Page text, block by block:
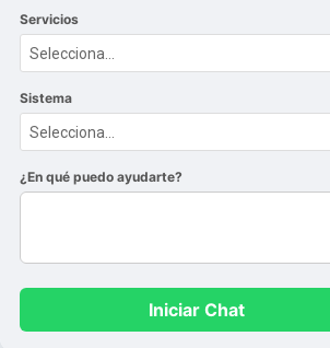
Servicios
Sistema
¿En qué puedo ayudarte?
Iniciar Chat